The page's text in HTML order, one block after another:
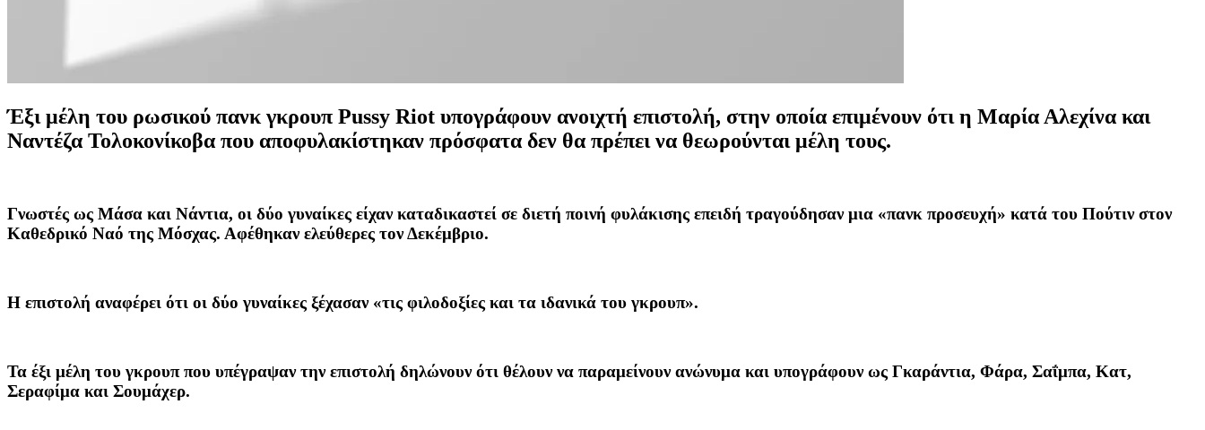
Έξι μέλη του ρωσικού πανκ γκρουπ Pussy Riot υπογράφουν ανοιχτή επιστολή, στην οποία επιμένουν ότι η Μαρία Αλεχίνα και
Ναντέζα Τολοκονίκοβα που αποφυλακίστηκαν πρόσφατα δεν θα πρέπει να θεωρούνται μέλη τους.
Γνωστές ως Μάσα και Νάντια, οι δύο γυναίκες είχαν καταδικαστεί σε διετή ποινή φυλάκισης επειδή τραγούδησαν μια «πανκ προσευχή» κατά του Πούτιν στον
Καθεδρικό Ναό της Μόσχας. Αφέθηκαν ελεύθερες τον Δεκέμβριο.
Η επιστολή αναφέρει ότι οι δύο γυναίκες ξέχασαν «τις φιλοδοξίες και τα ιδανικά του γκρουπ».
Τα έξι μέλη του γκρουπ που υπέγραψαν την επιστολή δηλώνουν ότι θέλουν να παραμείνουν ανώνυμα και υπογράφουν ως Γκαράντια, Φάρα, Σαΐμπα, Κατ,
Σεραφίμα και Σουμάχερ.